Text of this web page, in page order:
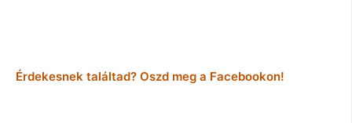
Érdekesnek találtad? Oszd meg a Facebookon!